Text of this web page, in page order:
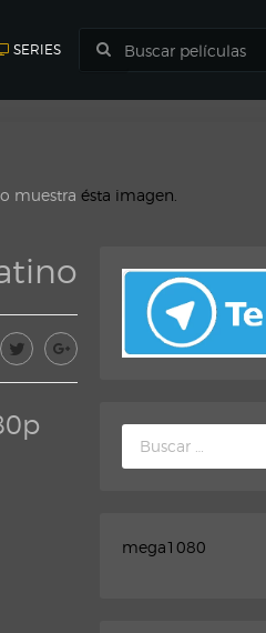
SERIES
muestra ésta imagen.
Buscar:
mega1080